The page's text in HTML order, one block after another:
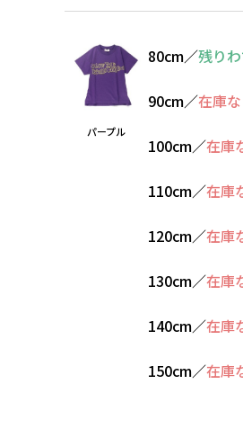
パープル
80cm／残り
90cm／在庫
100cm／在庫
110cm／在庫
120cm／在庫
130cm／在庫
140cm／在庫
150cm／在庫